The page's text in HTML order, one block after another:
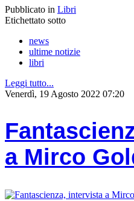
Pubblicato in Libri
Etichettato sotto
news
ultime notizie
libri
Leggi tutto...
Venerdì, 19 Agosto 2022 07:20
a Mirco